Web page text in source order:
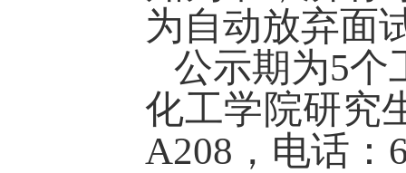
为自动放弃面
公示期为5个
化工学院研究
A208 ，电话：